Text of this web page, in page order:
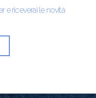
e riceverai le novità